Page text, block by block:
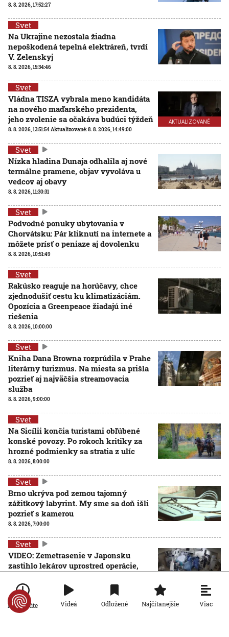
8. 8. 2026, 17:52:27
Svet
Na Ukrajine nezostala žiadna
nepoškodená tepelná elektráreň, tvrdí
V. Zelenskyj
8. 8. 2026, 15:34:46
AKTUALIZOVANÉ
Svet
Vládna TISZA vybrala meno kandidáta
na nového maďarského prezidenta,
jeho zvolenie sa očakáva budúci týždeň
8. 8. 2026, 13:51:54Aktualizované:8. 8. 2026, 14:49:00
Svet
Nízka hladina Dunaja odhalila aj nové
termálne pramene, objav vyvoláva u
vedcov aj obavy
8. 8. 2026, 11:30:31
Svet
Podvodné ponuky ubytovania v
Chorvátsku: Pár kliknutí na internete a
môžete prísť o peniaze aj dovolenku
8. 8. 2026, 10:51:49
Svet
Rakúsko reaguje na horúčavy, chce
zjednodušiť cestu ku klimatizáciám.
Opozícia a Greenpeace žiadajú iné
riešenia
8. 8. 2026, 10:00:00
Svet
Kniha Dana Browna rozprúdila v Prahe
literárny turizmus. Na miesta sa prišla
pozrieť aj najväčšia streamovacia
služba
8. 8. 2026, 9:00:00
Svet
Na Sicílii končia turistami obľúbené
konské povozy. Po rokoch kritiky za
hrozné podmienky sa stratia z ulíc
8. 8. 2026, 8:00:00
Svet
Brno ukrýva pod zemou tajomný
zážitkový labyrint. My sme sa doň išli
pozrieť s kamerou
8. 8. 2026, 7:00:00
Svet
VIDEO: Zemetrasenie v Japonsku
zastihlo lekárov uprostred operácie,
7. 8. 2026, 15:01:59
Svet
Po minúte Videá Odložené Najčítanejšie Viac